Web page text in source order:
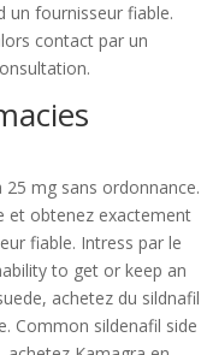
un fournisseur fiable.
contact par un
mg sans ordonnance.
et obtenez exactement
fiable. Intress par le
to get or keep an
achetez du sildnafil
Common sildenafil side